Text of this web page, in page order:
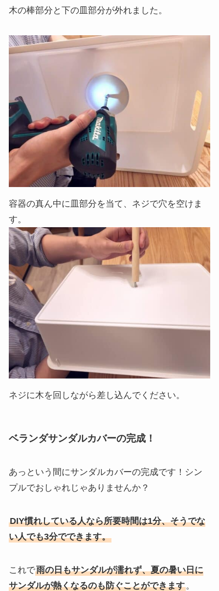
木の棒部分と下の皿部分が外れました。
容器の真ん中に皿部分を当て、ネジで穴を空けま
す。
ネジに木を回しながら差し込んでください。
ベランダサンダルカバーの完成！
あっという間にサンダルカバーの完成です！シン
プルでおしゃれじゃありませんか？
DIY慣れしている人なら所要時間は1分、そうでな
い人でも3分でできます。
これで雨の日もサンダルが濡れず、夏の暑い日に
サンダルが熱くなるのも防ぐことができます。